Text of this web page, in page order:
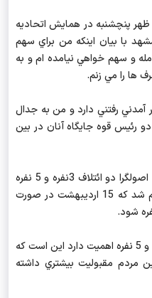
ظهر پنچشنبه در همايش اتحاديه
با بيان اينكه من براي سهم
و سهم خواهي نيامده ام و به
ها را مي زنم.
آمدني رفتني دارد و من به جدال
رئيس قوه جايگاه آنان در بين
وي تصريح كرد: در بخشي از نيروهاي اصولگرا دو ائتلاف 3نفره و 5 نفره
بوجود آمده و در ائتلاف 5 نفره تفاهم شد كه 15 ارديبهشت در صورت
وي عنوان كرد: آنچه در مسير ائتلاف 3 و 5 نفره اهميت دارد اين است كه
مردم مقبوليت بيشتري داشته